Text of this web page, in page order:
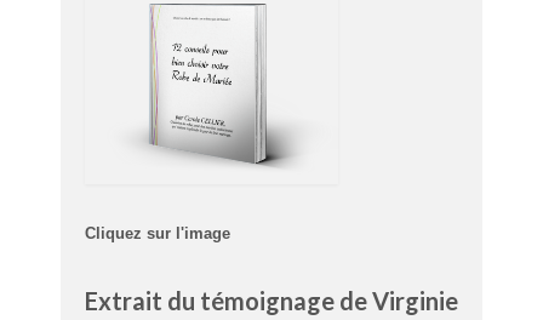
Cliquez sur l'image
Extrait du témoignage de Virginie